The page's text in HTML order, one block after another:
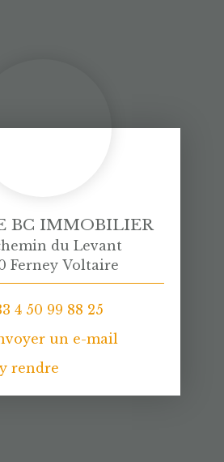
BC IMMOBILIER
du Levant
Ferney Voltaire
4 50 99 88 25
un e-mail
rendre